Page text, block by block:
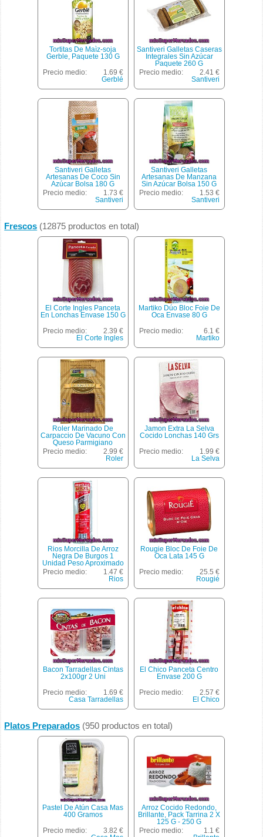
Tortitas De Maìz-soja
Gerble, Paquete 130 G
Precio medio:
1.69 €
Gerblé
Santiveri Galletas Caseras
Integrales Sin Azúcar
Paquete 260 G
Precio medio:
2.41 €
Santiveri
Santiveri Galletas
Artesanas De Coco Sin
Azúcar Bolsa 180 G
Precio medio:
1.73 €
Santiveri
Santiveri Galletas
Artesanas De Manzana
Sin Azúcar Bolsa 150 G
Precio medio:
1.53 €
Santiveri
Frescos (12875 productos en total)
El Corte Ingles Panceta
En Lonchas Envase 150 G
Precio medio:
2.39 €
El Corte Ingles
Martiko Dúo Bloc Foie De
Oca Envase 80 G
Precio medio:
6.1 €
Martiko
Roler Marinado De
Carpaccio De Vacuno Con
Queso Parmigiano
Estuche 110 G
Precio medio:
2.99 €
Roler
Jamon Extra La Selva
Cocido Lonchas 140 Grs
Precio medio:
1.99 €
La Selva
Rios Morcilla De Arroz
Negra De Burgos 1
Unidad Peso Aproximado
Envase 300 G
Precio medio:
1.47 €
Rios
Rougie Bloc De Foie De
Oca Lata 145 G
Precio medio:
25.5 €
Rougié
Bacon Tarradellas Cintas
2x100gr 2 Uni
Precio medio:
1.69 €
Casa Tarradellas
El Chico Panceta Centro
Envase 200 G
Precio medio:
2.57 €
El Chico
Platos Preparados (950 productos en total)
Pastel De Atún Casa Mas
400 Gramos
Precio medio:
3.82 €
Arroz Cocido Redondo,
Brillante, Pack Tarrina 2 X
125 G - 250 G
Precio medio:
1.1 €